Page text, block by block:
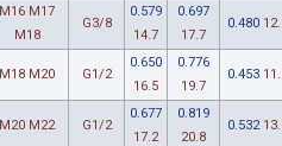
M16 M17
M18
G3/8
0.579
14.7
0.697
17.7
0.480
M18 M20 G1/2
0.650
16.5
0.776
19.7
0.453
M20 M22 G1/2
0.677
17.2
0.819
20.8
0.532